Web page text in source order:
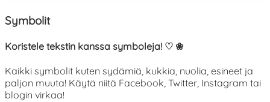
Symbolit
Koristele tekstin kanssa symboleja! ♡ ❀
Kaikki symbolit kuten sydämiä, kukkia, nuolia, esineet ja
paljon muuta! Käytä niitä Facebook, Twitter, Instagram tai
blogin virkaa!